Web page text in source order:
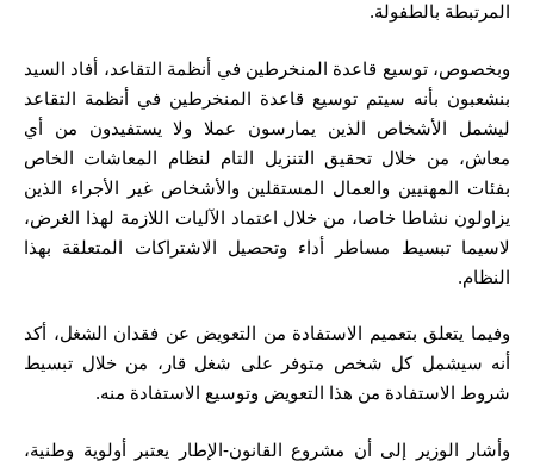
المرتبطة بالطفولة.
وبخصوص، توسيع قاعدة المنخرطين في أنظمة التقاعد، أفاد السيد
بنشعبون بأنه سيتم توسيع قاعدة المنخرطين في أنظمة التقاعد
ليشمل الأشخاص الذين يمارسون عملا ولا يستفيدون من أي
معاش، من خلال تحقيق التنزيل التام لنظام المعاشات الخاص
بفئات المهنيين والعمال المستقلين والأشخاص غير الأجراء الذين
يزاولون نشاطا خاصا، من خلال اعتماد الآليات اللازمة لهذا الغرض،
لاسيما تبسيط مساطر أداء وتحصيل الاشتراكات المتعلقة بهذا
النظام.
وفيما يتعلق بتعميم الاستفادة من التعويض عن فقدان الشغل، أكد
أنه سيشمل كل شخص متوفر على شغل قار، من خلال تبسيط
شروط الاستفادة من هذا التعويض وتوسيع الاستفادة منه.
وأشار الوزير إلى أن مشروع القانون-الإطار يعتبر أولوية وطنية،